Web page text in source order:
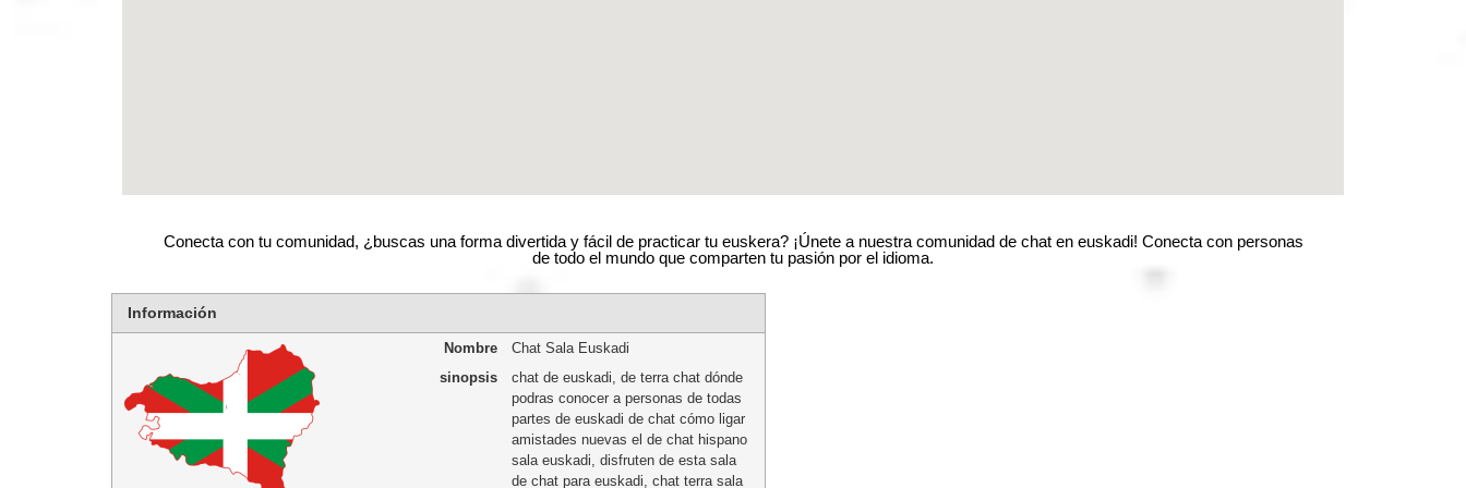
Conecta con tu comunidad, ¿buscas una forma divertida y fácil de practicar tu euskera? ¡Únete a nuestra comunidad de chat en euskadi! Conecta con personas
de todo el mundo que comparten tu pasión por el idioma.
Información
Nombre
Chat Sala Euskadi
sinopsis
chat de euskadi, de terra chat dónde
podras conocer a personas de todas
partes de euskadi de chat cómo ligar
amistades nuevas el de chat hispano
sala euskadi, disfruten de esta sala
de chat para euskadi, chat terra sala